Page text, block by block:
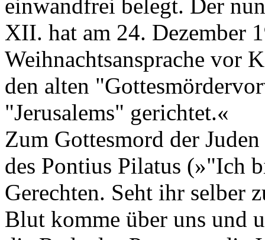
einwandfrei belegt. Der
XII. hat am 24. Dezember
Weihnachtsansprache vor
den alten
"Jerusalems" gerichtet.«
Zum Gottesmord der
des Pontius Pilatus (»"Ich
Gerechten. Seht ihr selber
Blut komme über uns und